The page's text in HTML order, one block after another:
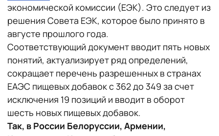
экономической комиссии (ЕЭК). Это следует из
решения Совета ЕЭК, которое было принято в
августе прошлого года.
Соответствующий документ вводит пять новых
понятий, актуализирует ряд определений,
сокращает перечень разрешенных в странах
ЕАЭС пищевых добавок с 362 до 349 за счет
исключения 19 позиций и вводит в оборот
шесть новых пищевых добавок.
Так, в России Белоруссии, Армении,